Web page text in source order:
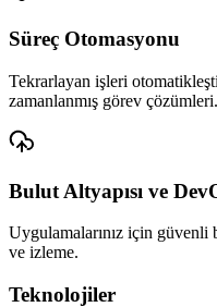
Süreç Otomasyonu
Tekrarlayan işleri
zamanlanmış görev çözümleri.
Bulut Altyapısı ve
Uygulamalarınız için güvenli
ve izleme.
Teknolojiler